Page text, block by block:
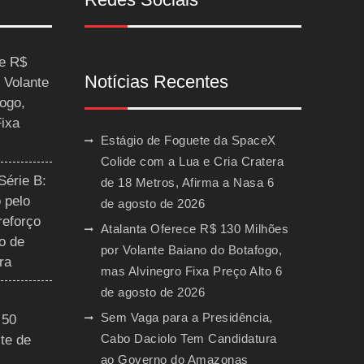
R$
B:
pelo
de
de
Notícias Recentes
Estágio de Foguete da SpaceX
Colide com a Lua e Cria Cratera
de 18 Metros, Afirma a Nasa 6
de agosto de 2026
Atalanta Oferece R$ 130 Milhões
por Volante Baiano do Botafogo,
mas Alvinegro Fixa Preço Alto 6
de agosto de 2026
Sem Vaga para a Presidência,
Cabo Daciolo Tem Candidatura
ao Governo do Amazonas